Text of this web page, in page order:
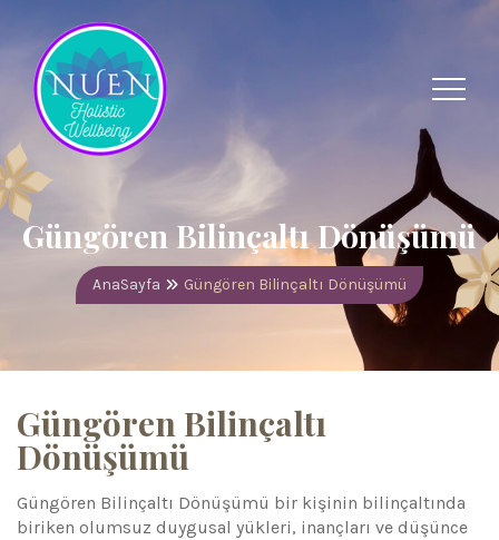
Güngören Bilinçaltı Dönüşümü
AnaSayfa Güngören Bilinçaltı Dönüşümü
Güngören Bilinçaltı
Dönüşümü
Güngören Bilinçaltı Dönüşümü bir kişinin bilinçaltında
biriken olumsuz duygusal yükleri, inançları ve düşünce